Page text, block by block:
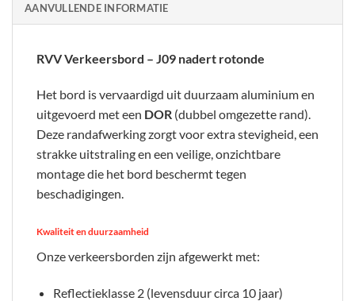
AANVULLENDE INFORMATIE
RVV Verkeersbord – J09 nadert rotonde
Het bord is vervaardigd uit duurzaam aluminium en
uitgevoerd met een DOR (dubbel omgezette rand).
Deze randafwerking zorgt voor extra stevigheid, een
strakke uitstraling en een veilige, onzichtbare
montage die het bord beschermt tegen
beschadigingen.
Kwaliteit en duurzaamheid
Onze verkeersborden zijn afgewerkt met:
Reflectieklasse 2 (levensduur circa 10 jaar)